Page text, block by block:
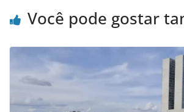
Você pode gostar